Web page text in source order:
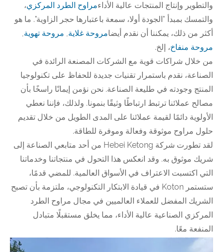
والتطوير وإنتاج المنتجات عالية الأداءمراوح الطرد المركزي،
والتمسك بمبدأ "الجودة أولا، سمعة باعتبارها حجر الزاوية". ما هو
أكثر من ذلك، يمكننا أن نقدم أيضامروحة غلاية, مروحة تهوية,
مروحة منفاخ، إلخ.
من خلال شراكات قوية مع الشركات المصنعة الرائدة في
الصناعة، نقدم باستمرار تقنيات جديدة للحفاظ على تكنولوجيا
المنتج وجودته في طليعة الصناعة. نحن نؤمن إيمانًا راسخًا بأن
مصالح عملائنا ترتبط ارتباطًا وثيقًا بنمونا. ولذلك، فإننا نعطي
الأولوية دائمًا لقيمة عملائنا على المدى الطويل من خلال تقديم
حلول مراوح موثوقة وفعالة وموفرة للطاقة.
لقد تطورت شركة Hebei Ketong من أحد متابعي الصناعة إلى
شريك موثوق به. وقد انعكس هذا التحول في منتجاتنا وخدماتنا
التي اكتسبت الاعتراف في الأسواق العالمية. للمضي قدمًا،
ستستمر Koton في قيادة الابتكار التكنولوجي، ملتزمة بأن تصبح
الشريك المفضل للعملاء العالميين في مجال مراوح الطرد
المركزي الصناعية عالية الأداء، مما يخلق مستقبلًا متبادل
المنفعة معًا.